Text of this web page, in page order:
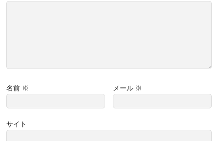
名前 ※ メール ※
サイト